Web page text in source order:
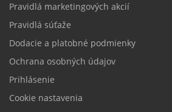
Pravidlá marketingových akcií
Pravidlá súťaže
Dodacie a platobné podmienky
Ochrana osobných údajov
Prihlásenie
Cookie nastavenia